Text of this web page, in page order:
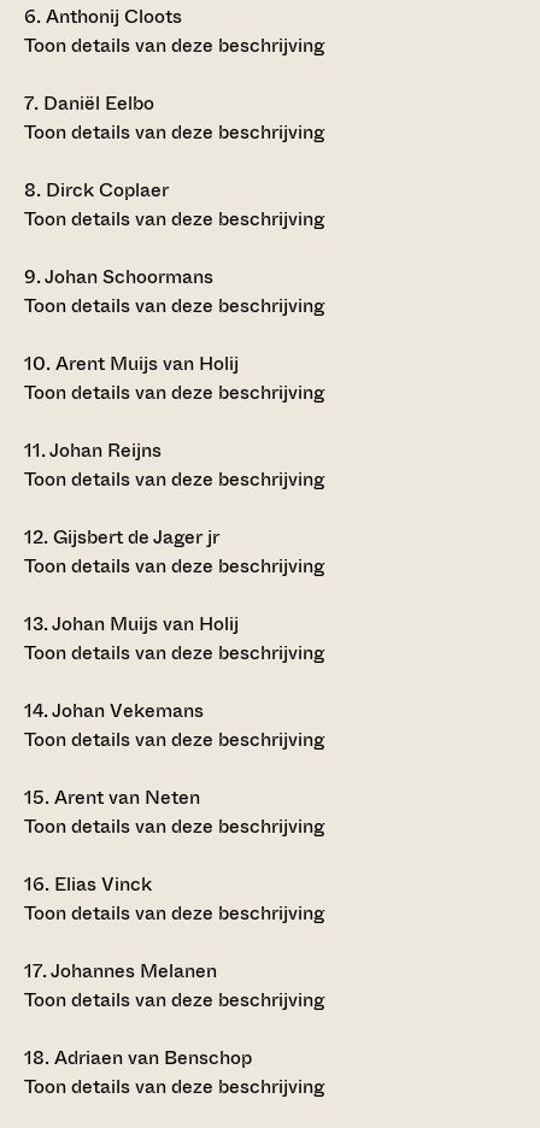
6.Anthonij Cloots
Toon details van deze beschrijving
7. Daniël Eelbo
Toon details van deze beschrijving
8. Dirck Coplaer
Toon details van deze beschrijving
9.Johan Schoormans
Toon details van deze beschrijving
10.Arent Muijs van Holij
Toon details van deze beschrijving
11.Johan Reijns
Toon details van deze beschrijving
12.Gijsbert de Jager jr
Toon details van deze beschrijving
13.Johan Muijs van Holij
Toon details van deze beschrijving
14.Johan Vekemans
Toon details van deze beschrijving
15.Arent van Neten
Toon details van deze beschrijving
16. Elias Vinck
Toon details van deze beschrijving
17.Johannes Melanen
Toon details van deze beschrijving
18.Adriaen van Benschop
Toon details van deze beschrijving